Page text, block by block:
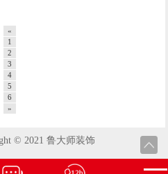
«
1
2
3
4
5
6
»
© 2021 鲁大师装饰